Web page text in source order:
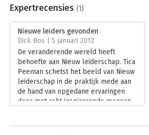
Uitgever:
VIStrainingen
Verschijningsdatum:
Hoofdrubriek: Leiderschap
Expertrecensies (1)
Nieuwe leiders gevonden
Dick Bos | 5 januari 2012
De veranderende wereld heeft
behoefte aan Nieuw leiderschap. Tica
Peeman schetst het beeld van Nieuw
leiderschap in de praktijk mede aan
de hand van opgedane ervaringen
door met acht inspirerende mensen